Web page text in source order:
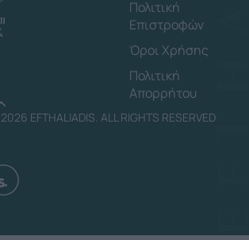
Πολιτική
Επιστροφών
Όροι Χρήσης
Πολιτική
Απορρήτου
EFTHALIADIS. ALL RIGHTS RESERVED